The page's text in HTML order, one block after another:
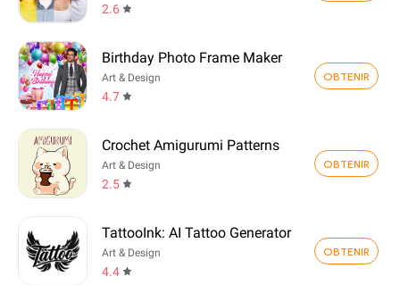
2.6
Birthday Photo Frame Maker
Art & Design
4.7
OBTENIR
Crochet Amigurumi Patterns
Art & Design
2.5
OBTENIR
TattooInk: AI Tattoo Generator
Art & Design
4.4
OBTENIR